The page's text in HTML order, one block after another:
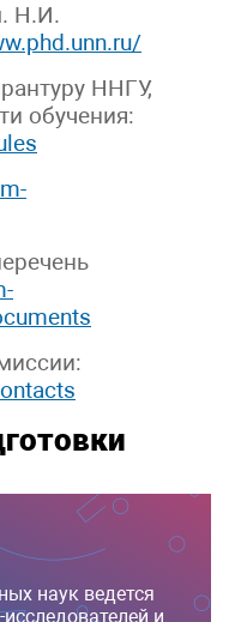
Н.И.
ННГУ,
обучения:
наук ведется
и